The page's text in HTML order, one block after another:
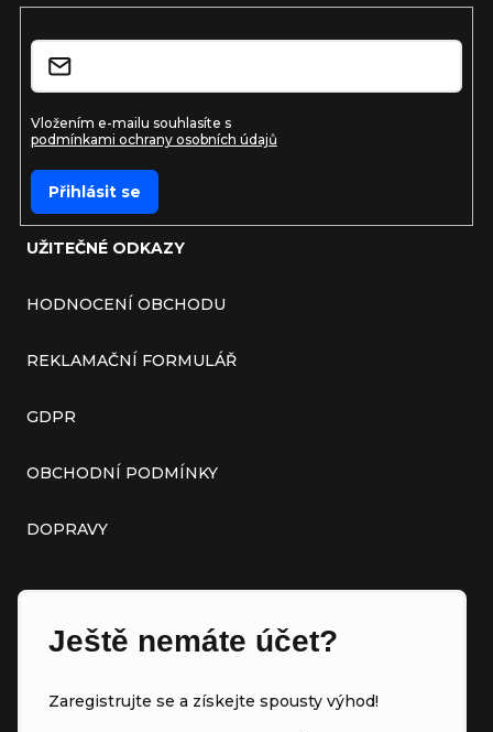
UŽITEČNÉ ODKAZY
HODNOCENÍ OBCHODU
REKLAMAČNÍ FORMULÁŘ
GDPR
OBCHODNÍ PODMÍNKY
DOPRAVY
Ještě nemáte účet?
Zaregistrujte se a získejte spousty výhod!
Vložením e-mailu souhlasíte s
podmínkami ochrany osobních údajů
Přihlásit se